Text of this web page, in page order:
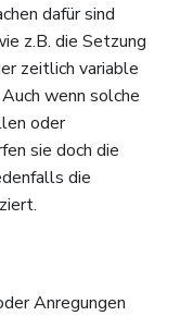
dafür sind
z.B. die Setzung
zeitlich variable
wenn solche
oder
sie doch die
die
Anregungen